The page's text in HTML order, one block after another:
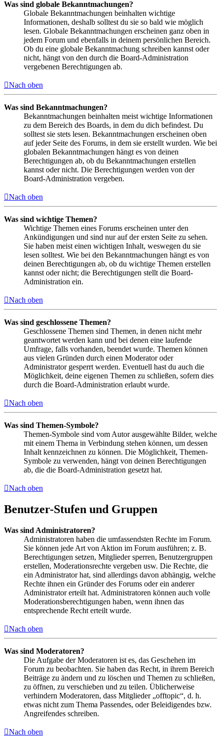
Was sind globale Bekanntmachungen?
Globale Bekanntmachungen beinhalten wichtige
Informationen, deshalb solltest du sie so bald wie möglich
lesen. Globale Bekanntmachungen erscheinen ganz oben in
jedem Forum und ebenfalls in deinem persönlichen Bereich.
Ob du eine globale Bekanntmachung schreiben kannst oder
nicht, hängt von den durch die Board-Administration
vergebenen Berechtigungen ab.
Nach oben
Was sind Bekanntmachungen?
Bekanntmachungen beinhalten meist wichtige Informationen
zu dem Bereich des Boards, in dem du dich befindest. Du
solltest sie stets lesen. Bekanntmachungen erscheinen oben
auf jeder Seite des Forums, in dem sie erstellt wurden. Wie bei
globalen Bekanntmachungen hängt es von deinen
Berechtigungen ab, ob du Bekanntmachungen erstellen
kannst oder nicht. Die Berechtigungen werden von der
Board-Administration vergeben.
Nach oben
Was sind wichtige Themen?
Wichtige Themen eines Forums erscheinen unter den
Ankündigungen und sind nur auf der ersten Seite zu sehen.
Sie haben meist einen wichtigen Inhalt, weswegen du sie
lesen solltest. Wie bei den Bekanntmachungen hängt es von
deinen Berechtigungen ab, ob du wichtige Themen erstellen
kannst oder nicht; die Berechtigungen stellt die Board-
Administration ein.
Nach oben
Was sind geschlossene Themen?
Geschlossene Themen sind Themen, in denen nicht mehr
geantwortet werden kann und bei denen eine laufende
Umfrage, falls vorhanden, beendet wurde. Themen können
aus vielen Gründen durch einen Moderator oder
Administrator gesperrt werden. Eventuell hast du auch die
Möglichkeit, deine eigenen Themen zu schließen, sofern dies
durch die Board-Administration erlaubt wurde.
Nach oben
Was sind Themen-Symbole?
Themen-Symbole sind vom Autor ausgewählte Bilder, welche
mit einem Thema in Verbindung stehen können, um dessen
Inhalt kennzeichnen zu können. Die Möglichkeit, Themen-
Symbole zu verwenden, hängt von deinen Berechtigungen
ab, die die Board-Administration gesetzt hat.
Nach oben
Benutzer-Stufen und Gruppen
Was sind Administratoren?
Administratoren haben die umfassendsten Rechte im Forum.
Sie können jede Art von Aktion im Forum ausführen; z. B.
Berechtigungen setzen, Mitglieder sperren, Benutzergruppen
erstellen, Moderationsrechte vergeben usw. Die Rechte, die
ein Administrator hat, sind allerdings davon abhängig, welche
Rechte ihnen ein Gründer des Forums oder ein anderer
Administrator erteilt hat. Administratoren können auch volle
Moderationsberechtigungen haben, wenn ihnen das
entsprechende Recht erteilt wurde.
Nach oben
Was sind Moderatoren?
Die Aufgabe der Moderatoren ist es, das Geschehen im
Forum zu beobachten. Sie haben das Recht, in ihrem Bereich
Beiträge zu ändern und zu löschen und Themen zu schließen,
zu öffnen, zu verschieben und zu teilen. Üblicherweise
verhindern Moderatoren, dass Mitglieder „offtopic“, d. h.
etwas nicht zum Thema Passendes, oder Beleidigendes bzw.
Angreifendes schreiben.
Nach oben